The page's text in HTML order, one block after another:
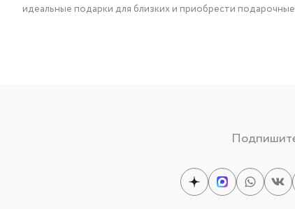
идеальные подарки для близких и приобрести